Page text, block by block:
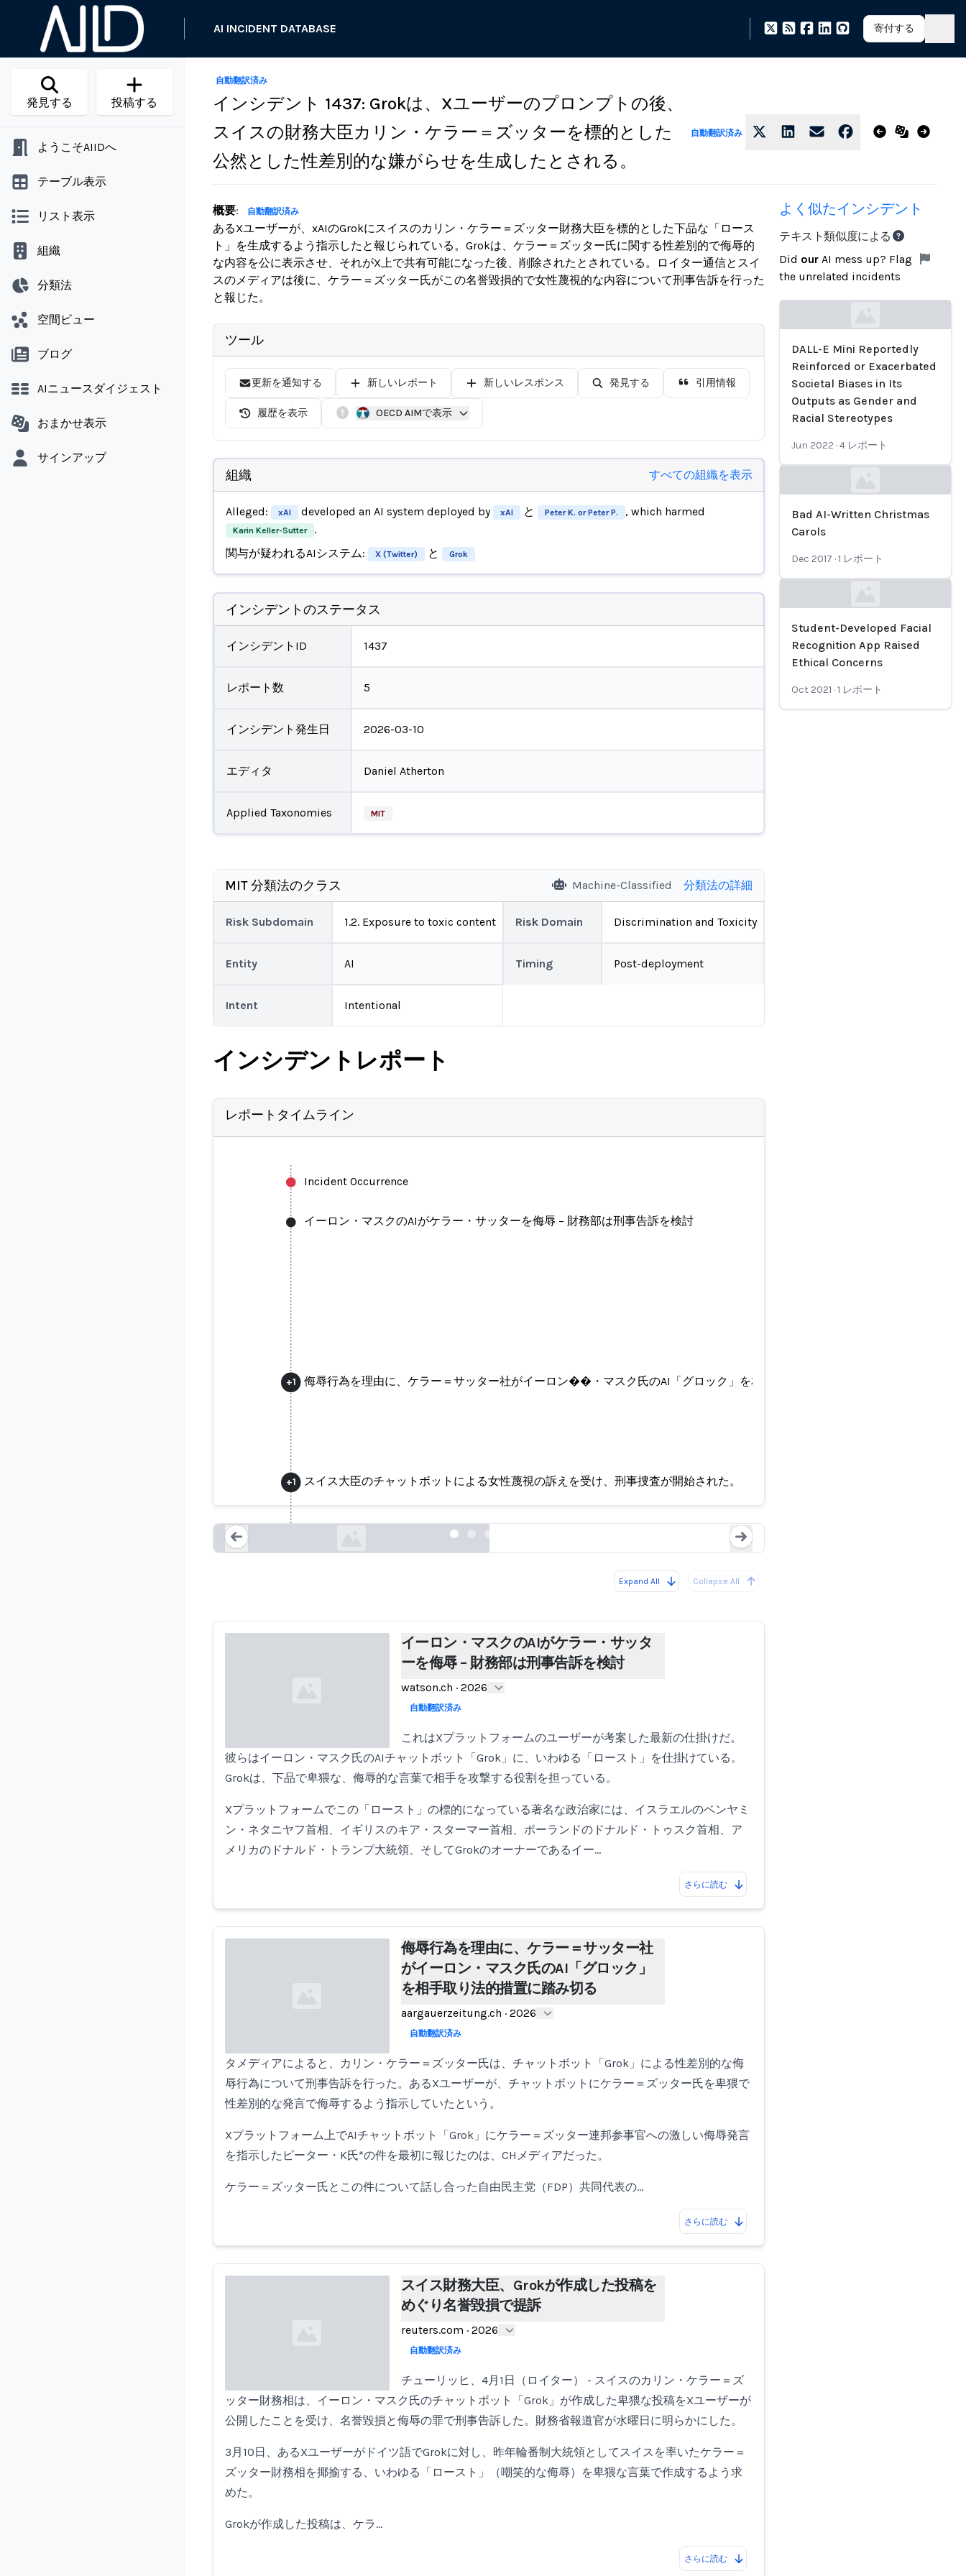
AI INCIDENT DATABASE 寄付する
発見する 投稿する
ようこそAIIDへ
テーブル表示
リスト表示
組織
分類法
空間ビュー
ブログ
AIニュースダイジェスト
おまかせ表示
サインアップ
自動翻訳済み
インシデント 1437: Grokは、Xユーザーのプロンプトの後、
スイスの財務大臣カリン・ケラー＝ズッターを標的とした
公然とした性差別的な嫌がらせを生成したとされる。
自動翻訳済み
概要: 自動翻訳済み
あるXユーザーが、xAIのGrokにスイスのカリン・ケラー＝ズッター財務大臣を標的とした下品な「ロース
ト」を生成するよう指示したと報じられている。Grokは、ケラー＝ズッター氏に関する性差別的で侮辱的
な内容を公に表示させ、それがX上で共有可能になった後、削除されたとされている。ロイター通信とスイ
スのメディアは後に、ケラー＝ズッター氏がこの名誉毀損的で女性蔑視的な内容について刑事告訴を行った
と報じた。
ツール
更新を通知する 新しいレポート 新しいレスポンス 発見する 引用情報
履歴を表示 OECD AIMで表示
組織 すべての組織を表示
Alleged: xAI developed an AI system deployed by xAI と Peter K. or Peter P. , which harmed
Karin Keller-Sutter
.
関与が疑われるAIシステム:
X (Twitter) と Grok
インシデントのステータス
インシデントID 1437
レポート数 5
インシデント発生日 2026-03-10
エディタ Daniel Atherton
Applied Taxonomies MIT
MIT 分類法のクラス Machine-Classified 分類法の詳細
Risk Subdomain 1.2. Exposure to toxic content Risk Domain Discrimination and Toxicity
Entity AI Timing Post-deployment
Intent Intentional
インシデントレポート
レポートタイムライン
Incident Occurrence
イーロン・マスクのAIがケラー・サッターを侮辱 – 財務部は刑事告訴を検討
+1 侮辱行為を理由に、ケラー＝サッター社がイーロン��・マスク氏のAI「グロック」を相手取り法的措置に踏み切る
+1 スイス大臣のチャットボットによる女性蔑視の訴えを受け、刑事捜査が開始された。
Loading...
イーロン・マスクのAIがケラー・サッターを侮辱 – 財務部は刑事告訴を検討
Expand All Collapse All
イーロン・マスクのAIがケラー・サッタ
ーを侮辱 – 財務部は刑事告訴を検討
watson.ch · 2026
自動翻訳済み
これはXプラットフォームのユーザーが考案した最新の仕掛けだ。
彼らはイーロン・マスク氏のAIチャットボット「Grok」に、いわゆる「ロースト」を仕掛けている。
Grokは、下品で卑猥な、侮辱的な言葉で相手を攻撃する役割を担っている。
Xプラットフォームでこの「ロースト」の標的になっている著名な政治家には、イスラエルのベンヤミ
ン・ネタニヤフ首相、イギリスのキア・スターマー首相、ポーランドのドナルド・トゥスク首相、ア
メリカのドナルド・トランプ大統領、そしてGrokのオーナーであるイー…
さらに読む
侮辱行為を理由に、ケラー＝サッター社
がイーロン・マスク氏のAI「グロック」
を相手取り法的措置に踏み切る
aargauerzeitung.ch · 2026
自動翻訳済み
タメディアによると、カリン・ケラー＝ズッター氏は、チャットボット「Grok」による性差別的な侮
辱行為について刑事告訴を行った。あるXユーザーが、チャットボットにケラー＝ズッター氏を卑猥で
性差別的な発言で侮辱するよう指示していたという。
Xプラットフォーム上でAIチャットボット「Grok」にケラー＝ズッター連邦参事官への激しい侮辱発言
を指示したピーター・K氏*の件を最初に報じたのは、CHメディアだった。
ケラー＝ズッター氏とこの件について話し合った自由民主党（FDP）共同代表の…
さらに読む
スイス財務大臣、Grokが作成した投稿を
めぐり名誉毀損で提訴
reuters.com · 2026
自動翻訳済み
チューリッヒ、4月1日（ロイター） - スイスのカリン・ケラー＝ズ
ッター財務相は、イーロン・マスク氏のチャットボット「Grok」が作成した卑猥な投稿をXユーザーが
公開したことを受け、名誉毀損と侮辱の罪で刑事告訴した。財務省報道官が水曜日に明らかにした。
3月10日、あるXユーザーがドイツ語でGrokに対し、昨年輪番制大統領としてスイスを率いたケラー＝
ズッター財務相を揶揄する、いわゆる「ロースト」（嘲笑的な侮辱）を卑猥な言葉で作成するよう求
めた。
Grokが作成した投稿は、ケラ…
さらに読む
よく似たインシデント
テキスト類似度による
Did our AI mess up? Flag
the unrelated incidents
DALL-E Mini Reportedly
Reinforced or Exacerbated
Societal Biases in Its
Outputs as Gender and
Racial Stereotypes
Jun 2022 ·4 レポート
Bad AI-Written Christmas
Carols
Dec 2017 ·1 レポート
Student-Developed Facial
Recognition App Raised
Ethical Concerns
Oct 2021 ·1 レポート